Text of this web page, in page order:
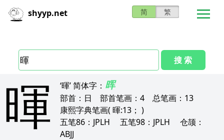
shyyp.net 简 繁
搜 索
暉 ‘暉’简体字： 晖
部首： 日 部首笔画： 4 总笔画： 13
康熙字典笔画( 暉:13； )
五笔86： JPLH 五笔98： JPLH 仓颉：
ABJJ